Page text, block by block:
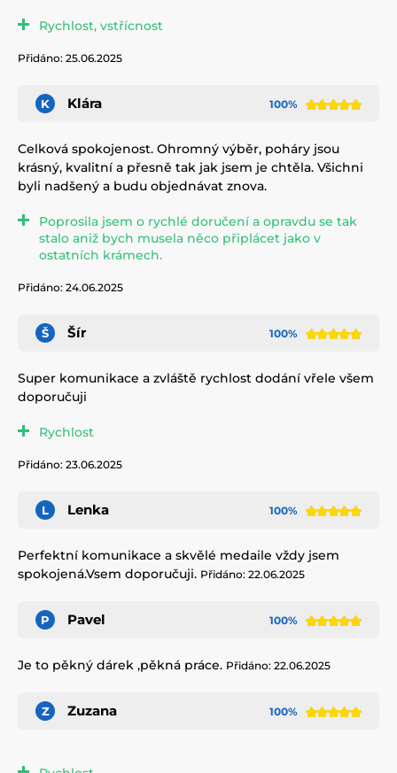
Rychlost, vstřícnost
Přidáno: 25.06.2025
K Klára 100%
Celková spokojenost. Ohromný výběr, poháry jsou
krásný, kvalitní a přesně tak jak jsem je chtěla. Všichni
byli nadšený a budu objednávat znova.
Poprosila jsem o rychlé doručení a opravdu se tak
stalo aniž bych musela něco připlácet jako v
ostatních krámech.
Přidáno: 24.06.2025
Š Šír 100%
Super komunikace a zvláště rychlost dodání vřele všem
doporučuji
Rychlost
Přidáno: 23.06.2025
L Lenka 100%
Perfektní komunikace a skvělé medaile vždy jsem
spokojená.Vsem doporučuji. Přidáno: 22.06.2025
P Pavel 100%
Je to pěkný dárek ,pěkná práce. Přidáno: 22.06.2025
Z Zuzana 100%